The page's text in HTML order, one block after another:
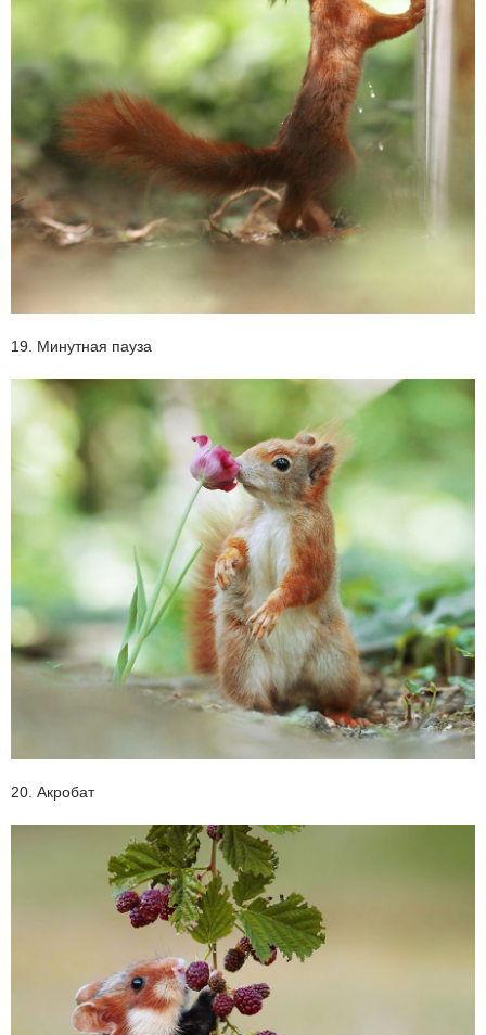
19. Минутная пауза
20. Акробат